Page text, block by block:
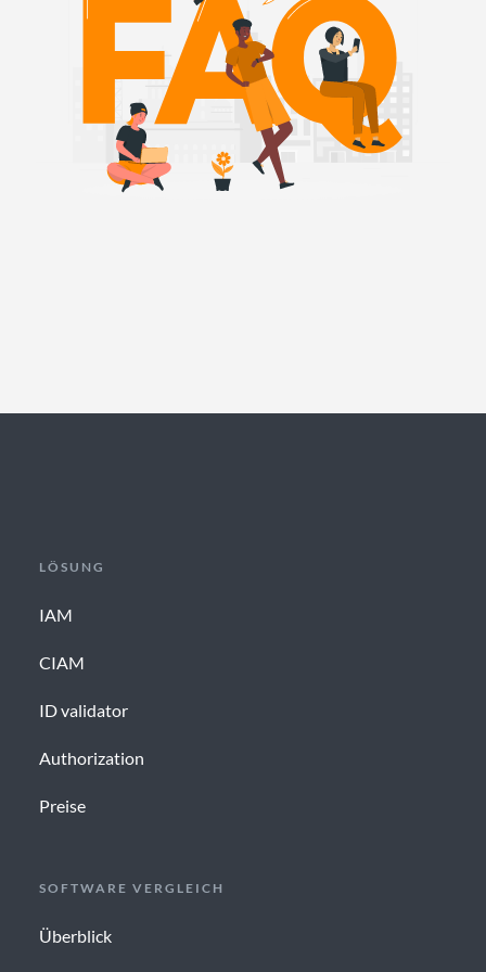
LÖSUNG
IAM
CIAM
ID validator
Authorization
Preise
SOFTWARE VERGLEICH
Überblick